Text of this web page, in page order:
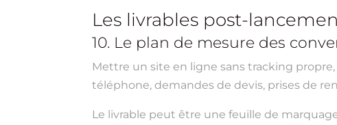
Les livrables post-
10. Le plan de mesure des
Mettre un site en ligne sans tracking
téléphone, demandes de devis, prises de
Le livrable peut être une feuille de